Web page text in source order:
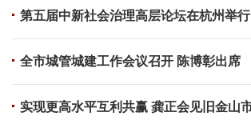
第五届中新社会治理高层论坛在杭州举行
全市城管城建工作会议召开 陈博彰出席